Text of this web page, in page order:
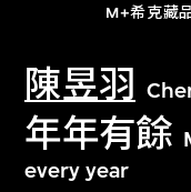
M+希克藏
陳昱羽
年年有餘
every year
文化藏品。